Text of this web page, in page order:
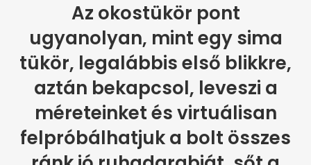
Az okostükör pont
ugyanolyan, mint egy sima
tükör, legalábbis első blikkre,
aztán bekapcsol, leveszi a
méreteinket és virtuálisan
felpróbálhatjuk a bolt összes